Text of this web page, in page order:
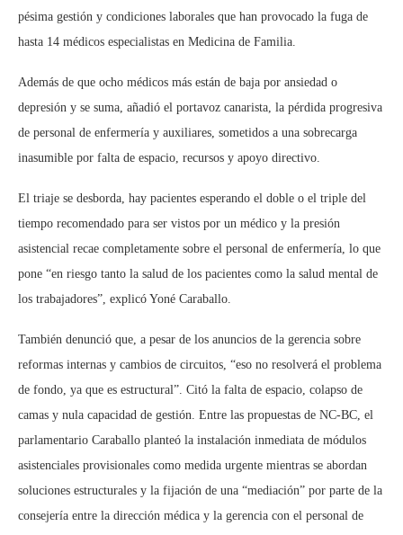
pésima gestión y condiciones laborales que han provocado la fuga de
hasta 14 médicos especialistas en Medicina de Familia.
Además de que ocho médicos más están de baja por ansiedad o
depresión y se suma, añadió el portavoz canarista, la pérdida progresiva
de personal de enfermería y auxiliares, sometidos a una sobrecarga
inasumible por falta de espacio, recursos y apoyo directivo.
El triaje se desborda, hay pacientes esperando el doble o el triple del
tiempo recomendado para ser vistos por un médico y la presión
asistencial recae completamente sobre el personal de enfermería, lo que
pone “en riesgo tanto la salud de los pacientes como la salud mental de
los trabajadores”, explicó Yoné Caraballo.
También denunció que, a pesar de los anuncios de la gerencia sobre
reformas internas y cambios de circuitos, “eso no resolverá el problema
de fondo, ya que es estructural”. Citó la falta de espacio, colapso de
camas y nula capacidad de gestión. Entre las propuestas de NC-BC, el
parlamentario Caraballo planteó la instalación inmediata de módulos
asistenciales provisionales como medida urgente mientras se abordan
soluciones estructurales y la fijación de una “mediación” por parte de la
consejería entre la dirección médica y la gerencia con el personal de